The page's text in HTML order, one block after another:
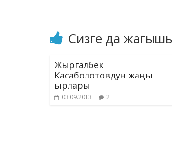
Сизге да жагышы
Жыргалбек
Касаболотовдун жаңы
ырлары
03.09.2013 2